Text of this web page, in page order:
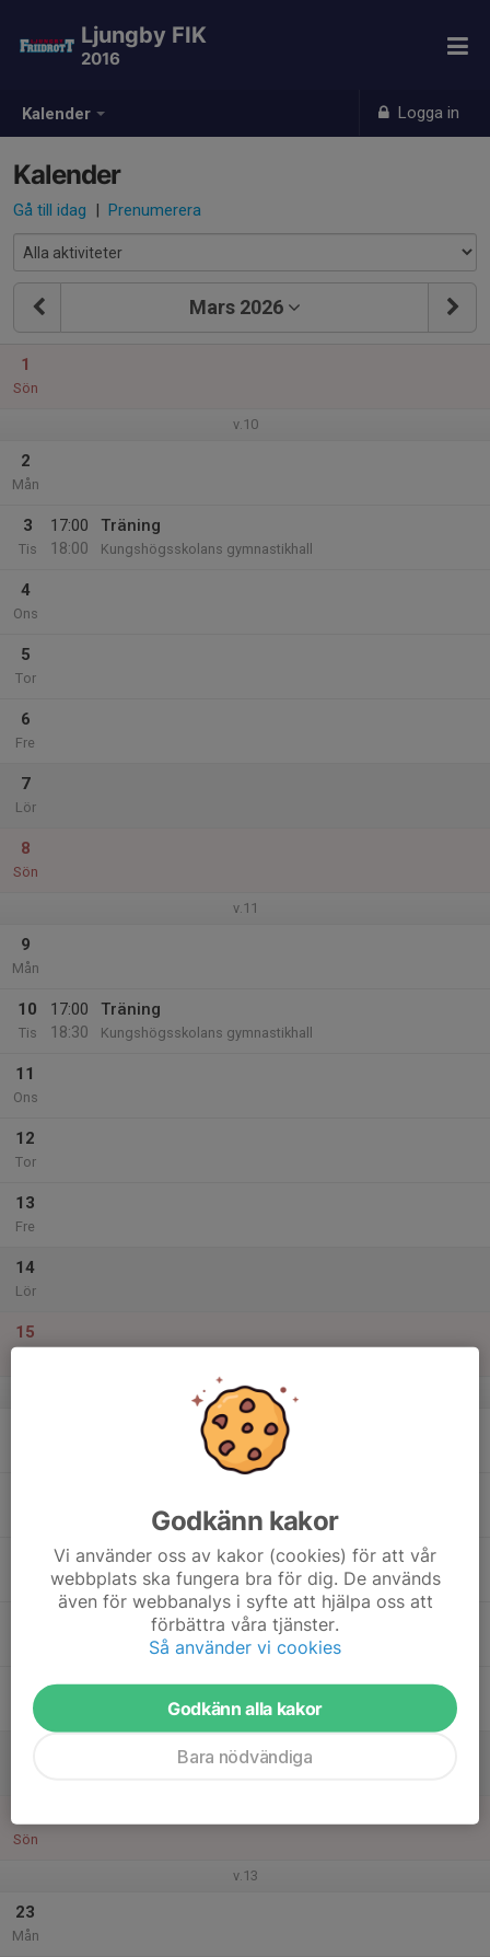
Kalender Logga in
Ljungby FIK
2016
Kalender
Gå till idag | Prenumerera
Mars 2026
1
Sön
v.10
2
Mån
3
Tis
17:00
18:00
Träning
Kungshögsskolans gymnastikhall
4
Ons
5
Tor
6
Fre
7
Lör
8
Sön
v.11
9
Mån
10
Tis
17:00
18:30
Träning
Kungshögsskolans gymnastikhall
11
Ons
12
Tor
13
Fre
14
Lör
15
v.12
Kungshögsskolans gymnastikhall
Fre
Sön
v.13
23
Mån
Godkänn kakor
Vi använder oss av kakor (cookies) för att vår
webbplats ska fungera bra för dig. De används
även för webbanalys i syfte att hjälpa oss att
förbättra våra tjänster.
Så använder vi cookies
Godkänn alla kakor
Bara nödvändiga